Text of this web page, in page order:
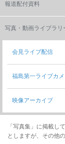
報道配付資料
写真・動画ライブラリ
会見ライブ配信
福島第一ライブカメ
映像アーカイブ
「写真集」に掲載し
としますが、その他